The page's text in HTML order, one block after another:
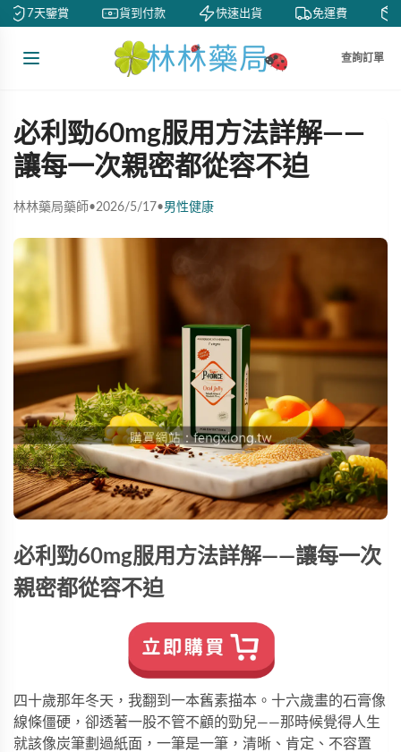
7天鑒賞 貨到付款 快速出貨 免運費 私
查詢訂單
必利勁60mg服用方法詳解——
讓每一次親密都從容不迫
林林藥局藥師•2026/5/17•男性健康
必利勁60mg服用方法詳解——讓每一次
親密都從容不迫
四十歲那年冬天，我翻到一本舊素描本。十六歲畫的石膏像
線條僵硬，卻透著一股不管不顧的勁兒——那時候覺得人生
就該像炭筆劃過紙面，一筆是一筆，清晰、肯定、不容置